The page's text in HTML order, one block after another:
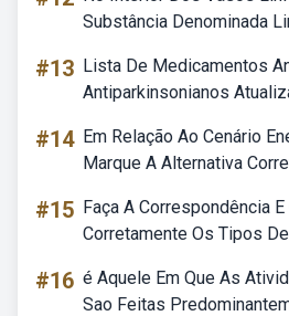
Substância Denominada
#13 Lista De Medicamentos
Antiparkinsonianos
#14 Em Relação Ao Cenário
Marque A Alternativa
#15 Faça A Correspondência
Corretamente Os Tipos
#16 é Aquele Em Que As
Sao Feitas